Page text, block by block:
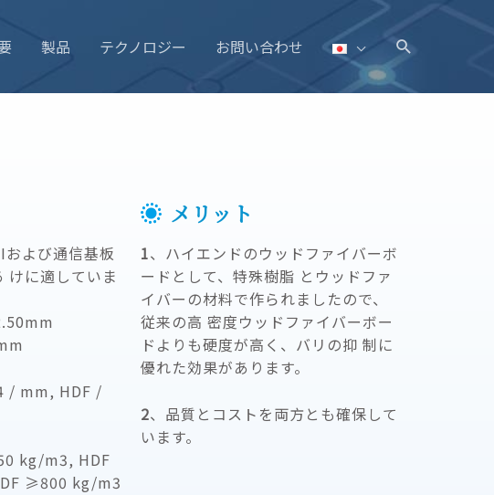
製品 テクノロジー お問い合わせ
よび通信基板
けに適していま
/ mm, HDF /
kg/m3, HDF
≥800 kg/m3
メリット
1、ハイエンドのウッドファイバーボ
ードとして、特殊樹脂 とウッドファ
イバーの材料で作られましたので、
従来の高 密度ウッドファイバーボー
ドよりも硬度が高く、バリの抑 制に
優れた効果があります。
2、品質とコストを両方とも確保して
います。